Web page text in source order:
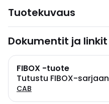
Tuotekuvaus
Dokumentit ja linkit
FIBOX -tuote
Tutustu FIBOX-sarjaan
CAB